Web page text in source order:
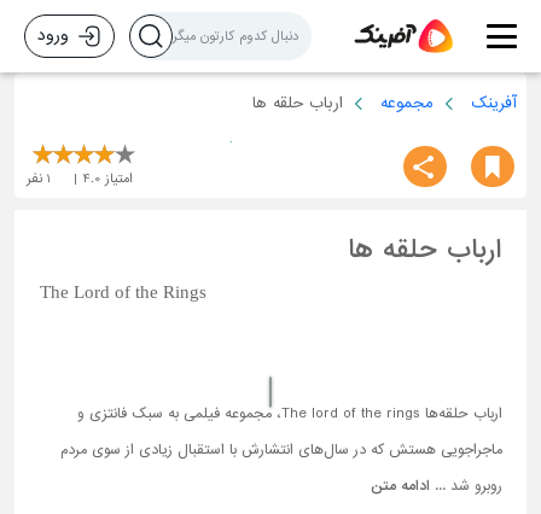
ورود
آفرینک مجموعه ارباب حلقه ها
امتیاز 4.0
1 نفر
ارباب حلقه ها
The Lord of the Rings
ارباب حلقه‌ها The lord of the rings، مجموعه فیلمی به سبک فانتزی و
ماجراجویی هستش که در سال‌های انتشارش با استقبال زیادی از سوی مردم
روبرو ‌شد ... ادامه متن